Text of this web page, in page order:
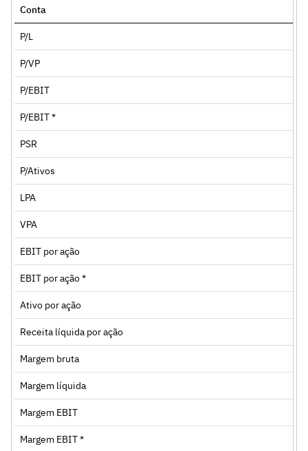
Conta
P/L
P/VP
P/EBIT
P/EBIT *
PSR
P/Ativos
LPA
VPA
EBIT por ação
EBIT por ação *
Ativo por ação
Receita líquida por ação
Margem bruta
Margem líquida
Margem EBIT
Margem EBIT *